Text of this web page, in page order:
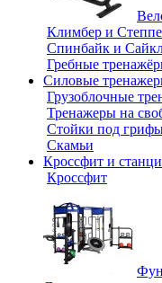
Климбер и
Спинбайк и
Гребные
Силовые
Грузоблочные
Тренажеры на
Стойки под
Скамьи
Кроссфит и
Кроссфит